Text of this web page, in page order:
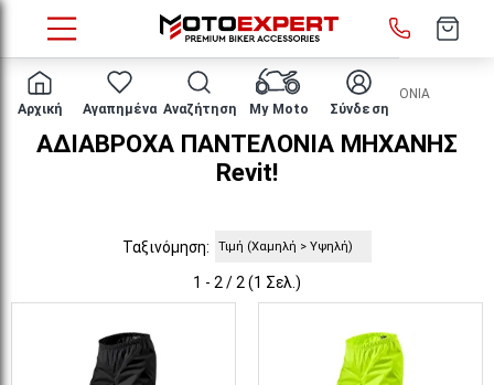
Αρχική Αγαπημένα Αναζήτηση My Moto Σύνδεση
ΕΝΔΥΣΗ ΑΝΑΒΑΤΗ ΑΔΙΑΒΡΟΧΑ ΠΑΝΤΕΛΟΝΙΑ
ΑΔΙΑΒΡΟΧΑ ΠΑΝΤΕΛΟΝΙΑ ΜΗΧΑΝΗΣ
Revit!
Ταξινόμηση:
1 - 2 / 2 (1 Σελ.)